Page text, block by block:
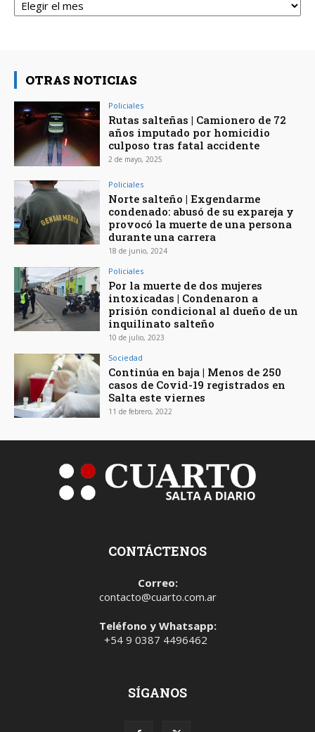
OTRAS NOTICIAS
Policiales
Rutas salteñas | Camionero de 72
años imputado por homicidio
culposo tras fatal accidente
2 de mayo, 2025
Policiales
Norte salteño | Exgendarme
condenado: abusó de su expareja y
provocó la muerte de una persona
durante una carrera
18 de junio, 2024
Policiales
Por la muerte de dos mujeres
intoxicadas | Condenaron a
prisión condicional al dueño de un
inquilinato salteño
10 de julio, 2023
Sociedad
Continúa en baja | Menos de 250
casos de Covid-19 registrados en
Salta este viernes
11 de febrero, 2022
CONTÁCTENOS
Correo:
contacto@cuarto.com.ar
Teléfono y Whatsapp:
+54 9 0387 4496462
SÍGANOS